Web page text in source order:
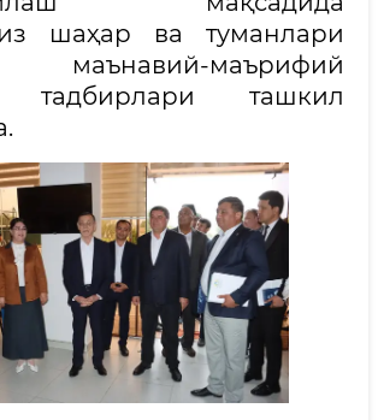
шаҳар ва туманлари
маърифий
тадбирлари ташкил